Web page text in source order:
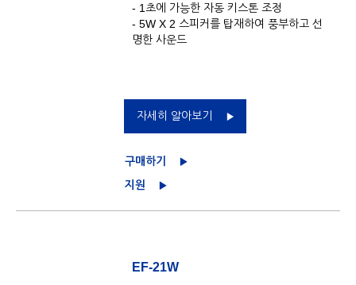
- 1초에 가능한 자동 키스톤 조정
- 5W X 2 스피커를 탑재하여 풍부하고 선
명한 사운드
자세히 알아보기
구매하기
지원
EF-21W